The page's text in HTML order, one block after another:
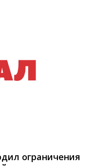
ограничения